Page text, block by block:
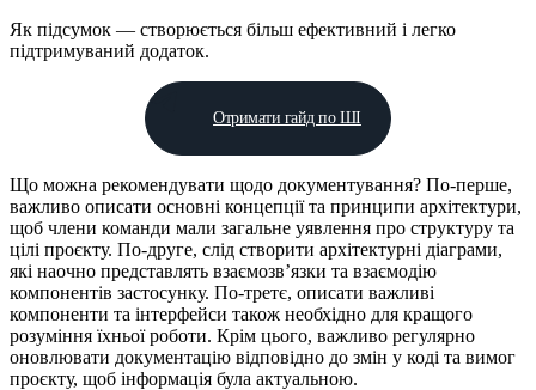
Як підсумок — створюється більш ефективний і легко
підтримуваний додаток.
Отримати гайд по ШІ
Що можна рекомендувати щодо документування? По-перше,
важливо описати основні концепції та принципи архітектури,
щоб члени команди мали загальне уявлення про структуру та
цілі проєкту. По-друге, слід створити архітектурні діаграми,
які наочно представлять взаємозв’язки та взаємодію
компонентів застосунку. По-третє, описати важливі
компоненти та інтерфейси також необхідно для кращого
розуміння їхньої роботи. Крім цього, важливо регулярно
оновлювати документацію відповідно до змін у коді та вимог
проєкту, щоб інформація була актуальною.